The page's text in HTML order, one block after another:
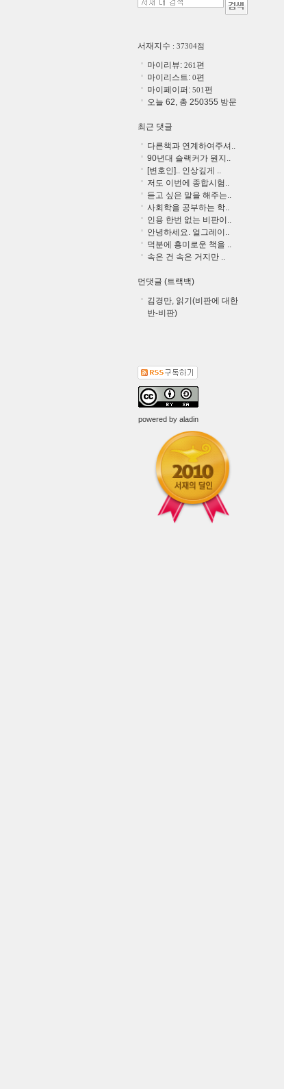
서재지수 : 37304점
마이리뷰: 261편
마이리스트: 0편
마이페이퍼: 501편
오늘 62, 총 250355 방문
최근 댓글
다른책과 연계하여주셔..
90년대 슬랙커가 뭔지..
[변호인].. 인상깊게 ..
저도 이번에 종합시험..
듣고 싶은 말을 해주는..
사회학을 공부하는 학..
인용 한번 없는 비판이..
안녕하세요. 얼그레이..
덕분에 흥미로운 책을 ..
속은 건 속은 거지만 ..
먼댓글 (트랙백)
김경만, 읽기(비판에 대한
반-비판)
powered by aladin